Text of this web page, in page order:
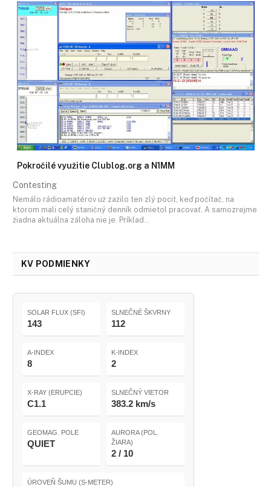
Pokročilé využitie Clublog.org a N1MM
Contesting
Nemálo rádioamatérov už zažilo ten zlý pocit, keď počítač, na
ktorom mali celý staničný denník odmietol pracovať. A samozrejme
žiadna aktuálna záloha nie je. Príklad…
KV PODMIENKY
SOLAR FLUX (SFI)
143
SLNEČNÉ ŠKVRNY
112
A-INDEX
8
K-INDEX
2
X-RAY (ERUPCIE)
C1.1
SLNEČNÝ VIETOR
383.2 km/s
GEOMAG. POLE
QUIET
AURORA (POL.
ŽIARA)
2 / 10
ÚROVEŇ ŠUMU (S-METER)